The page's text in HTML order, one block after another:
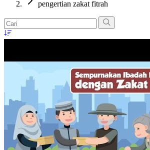
pengertian zakat fitrah